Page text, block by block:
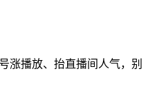
涨播放、抬直播间人气，别